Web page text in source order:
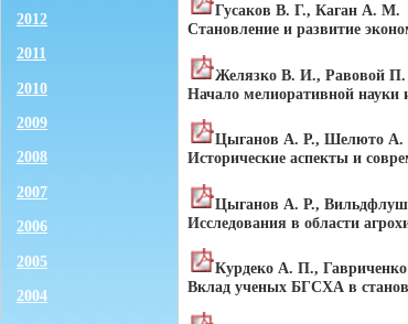
2012
2011
2010
2009
2008
2007
2006
2005
2004
Гусаков В. Г., Каган А. М.
Становление и развитие
Желязко В. И., Равовой
Начало мелиоративной науки
Цыганов А. Р., Шелюто А.
Исторические аспекты и
Цыганов А. Р.,
Исследования в области
Курдеко А. П.,
Вклад ученых БГСХА в